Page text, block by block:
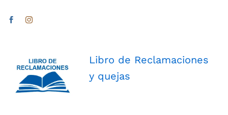
Libro de Reclamaciones
y quejas